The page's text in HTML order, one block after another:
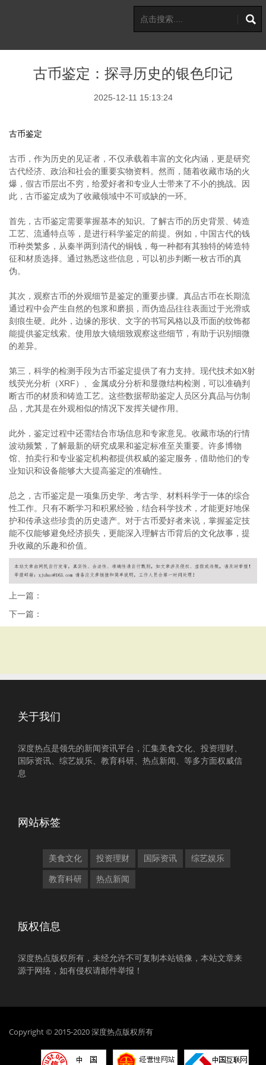
古币鉴定：探寻历史的银色印记
2025-12-11 15:13:24
古币鉴定
古币，作为历史的见证者，不仅承载着丰富的文化内涵，更是研究
古代经济、政治和社会的重要实物资料。然而，随着收藏市场的火
爆，假古币层出不穷，给爱好者和专业人士带来了不小的挑战。因
此，古币鉴定成为了收藏领域中不可或缺的一环。
首先，古币鉴定需要掌握基本的知识。了解古币的历史背景、铸造
工艺、流通特点等，是进行科学鉴定的前提。例如，中国古代的钱
币种类繁多，从秦半两到清代的铜钱，每一种都有其独特的铸造特
征和材质选择。通过熟悉这些信息，可以初步判断一枚古币的真
伪。
其次，观察古币的外观细节是鉴定的重要步骤。真品古币在长期流
通过程中会产生自然的包浆和磨损，而伪造品往往表面过于光滑或
刻痕生硬。此外，边缘的形状、文字的书写风格以及币面的纹饰都
能提供鉴定线索。使用放大镜细致观察这些细节，有助于识别细微
的差异。
第三，科学的检测手段为古币鉴定提供了有力支持。现代技术如X射
线荧光分析（XRF）、金属成分分析和显微结构检测，可以准确判
断古币的材质和铸造工艺。这些数据帮助鉴定人员区分真品与仿制
品，尤其是在外观相似的情况下发挥关键作用。
此外，鉴定过程中还需结合市场信息和专家意见。收藏市场的行情
波动频繁，了解最新的研究成果和鉴定标准至关重要。许多博物
馆、拍卖行和专业鉴定机构都提供权威的鉴定服务，借助他们的专
业知识和设备能够大大提高鉴定的准确性。
总之，古币鉴定是一项集历史学、考古学、材料科学于一体的综合
性工作。只有不断学习和积累经验，结合科学技术，才能更好地保
护和传承这些珍贵的历史遗产。对于古币爱好者来说，掌握鉴定技
能不仅能够避免经济损失，更能深入理解古币背后的文化故事，提
升收藏的乐趣和价值。
上一篇：
下一篇：
关于我们
深度热点是领先的新闻资讯平台，汇集美食文化、投资理财、
国际资讯、综艺娱乐、教育科研、热点新闻、等多方面权威信
息
网站标签
美食文化 投资理财 国际资讯 综艺娱乐
教育科研 热点新闻
版权信息
深度热点版权所有，未经允许不可复制本站镜像，本站文章来
源于网络，如有侵权请邮件举报！
Copyright © 2015-2020 深度热点版权所有